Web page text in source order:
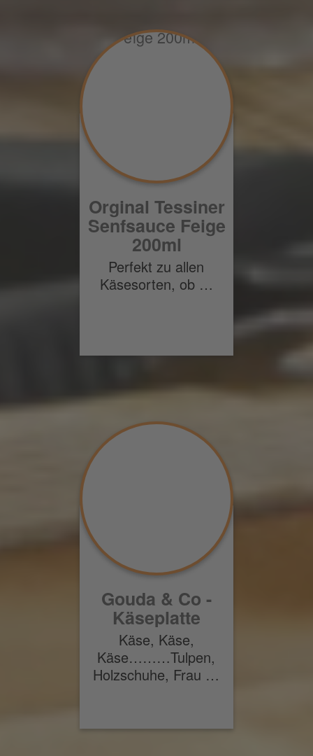
Orginal Tessiner
Senfsauce Feige
200ml
Perfekt zu allen
Käsesorten, ob …
Gouda & Co -
Käseplatte
Käse, Käse,
Käse………Tulpen,
Holzschuhe, Frau …